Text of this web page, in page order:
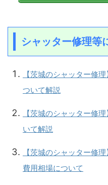
シャッター修理等
【茨城のシャッター修
ついて解説
【茨城のシャッター修
いて解説
【茨城のシャッター修
費用相場について